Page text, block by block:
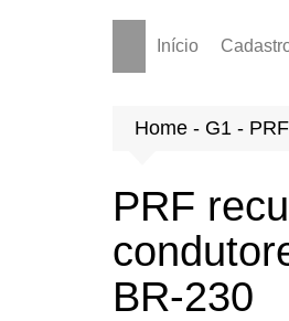
Início
Home - G1 -
PRF
BR-230